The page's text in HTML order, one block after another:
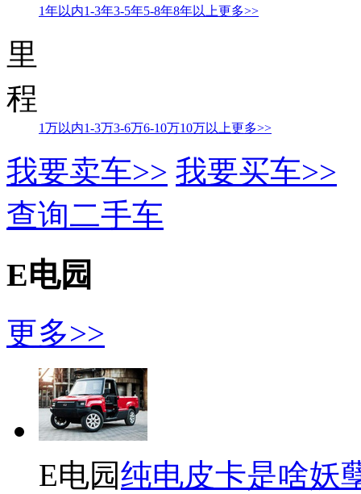
1年以内1-3年3-5年5-8年8年以上更多>>
里
程
1万以内1-3万3-6万6-10万10万以上更多>>
我要卖车>> 我要买车>>
查询二手车
E电园
更多>>
E电园纯电皮卡是啥妖